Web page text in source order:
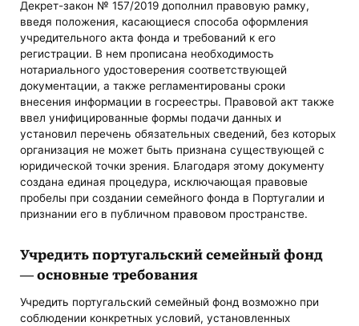
Декрет-закон № 157/2019 дополнил правовую рамку,
введя положения, касающиеся способа оформления
учредительного акта фонда и требований к его
регистрации. В нем прописана необходимость
нотариального удостоверения соответствующей
документации, а также регламентированы сроки
внесения информации в госреестры. Правовой акт также
ввел унифицированные формы подачи данных и
установил перечень обязательных сведений, без которых
организация не может быть признана существующей с
юридической точки зрения. Благодаря этому документу
создана единая процедура, исключающая правовые
пробелы при создании семейного фонда в Португалии и
признании его в публичном правовом пространстве.
Учредить португальский семейный фонд
— основные требования
Учредить португальский семейный фонд возможно при
соблюдении конкретных условий, установленных